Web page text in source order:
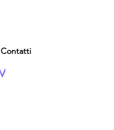
Contatti